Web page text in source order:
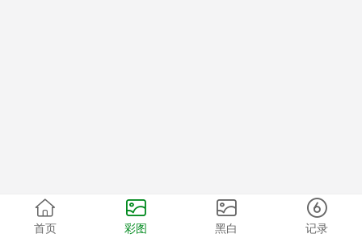
首页 彩图 黑白 记录